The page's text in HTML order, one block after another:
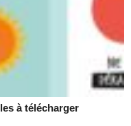
à télécharger